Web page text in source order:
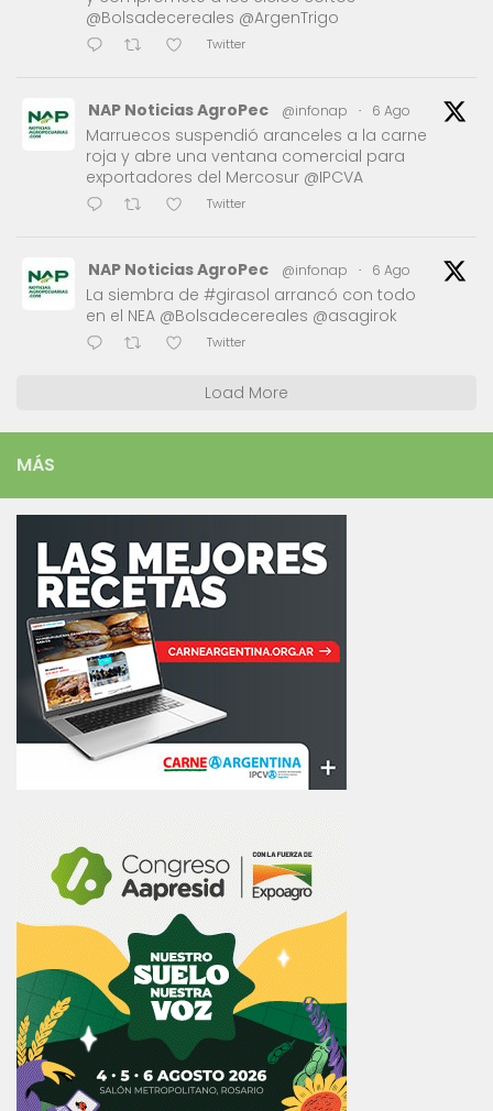
@Bolsadecereales @ArgenTrigo
Twitter
NAP Noticias AgroPec @infonap · 6 Ago
Marruecos suspendió aranceles a la carne
roja y abre una ventana comercial para
exportadores del Mercosur @IPCVA
Twitter
NAP Noticias AgroPec @infonap · 6 Ago
La siembra de #girasol arrancó con todo
en el NEA @Bolsadecereales @asagirok
Twitter
Load More
MÁS